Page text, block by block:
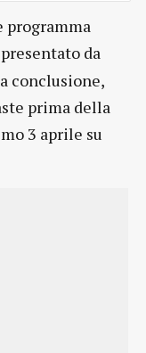
programma
da
conclusione,
prima della
3 aprile su